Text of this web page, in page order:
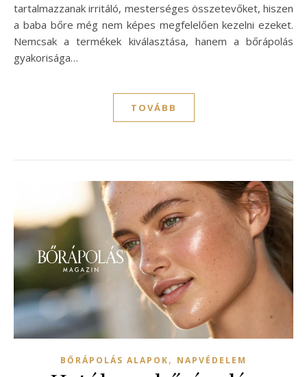
tartalmazzanak irritáló, mesterséges összetevőket, hiszen
a baba bőre még nem képes megfelelően kezelni ezeket.
Nemcsak a termékek kiválasztása, hanem a bőrápolás
gyakorisága…
TOVÁBB
BŐRÁPOLÁS ALAPOK, NAPVÉDELEM